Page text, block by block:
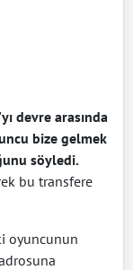
devre arasında
bize gelmek
söyledi.
bu transfere
oyuncunun